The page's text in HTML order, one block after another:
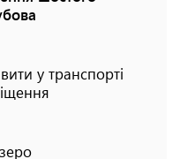
у транспорті